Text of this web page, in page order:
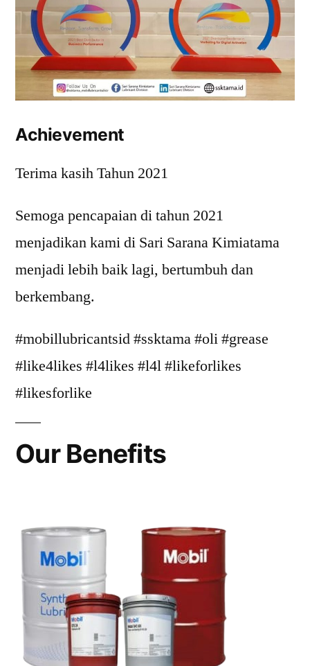
Achievement
Terima kasih Tahun 2021
Semoga pencapaian di tahun 2021
menjadikan kami di Sari Sarana Kimiatama
menjadi lebih baik lagi, bertumbuh dan
berkembang.
#mobillubricantsid #ssktama #oli #grease
#like4likes #l4likes #l4l #likeforlikes
#likesforlike
Our Benefits